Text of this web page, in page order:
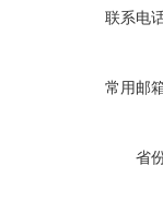
联系电
常用邮
省